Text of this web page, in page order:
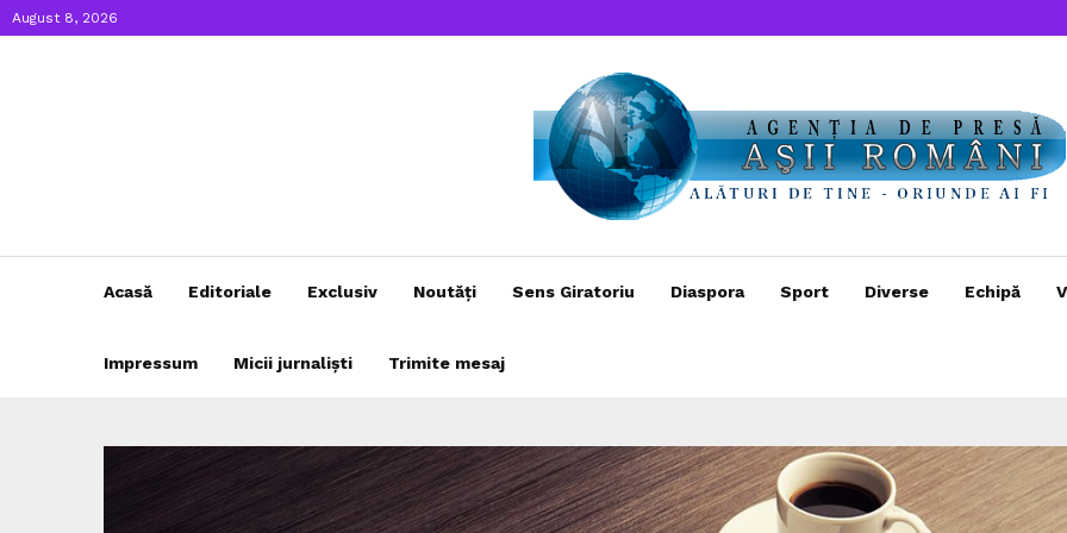
August 8, 2026
Acasă Editoriale Exclusiv Noutăți Sens Giratoriu Diaspora Sport Diverse Echipă
Impressum Micii jurnaliști Trimite mesaj